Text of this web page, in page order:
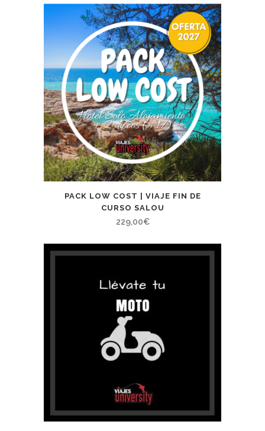
precios:
desde
180,00€
hasta
425,00€
PACK LOW COST | VIAJE FIN DE
CURSO SALOU
229,00€